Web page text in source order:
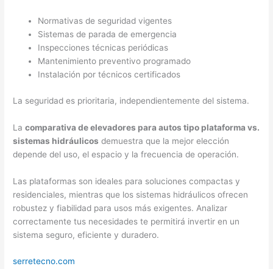
Normativas de seguridad vigentes
Sistemas de parada de emergencia
Inspecciones técnicas periódicas
Mantenimiento preventivo programado
Instalación por técnicos certificados
La seguridad es prioritaria, independientemente del sistema.
Lacomparativa de elevadores para autos tipo plataforma vs.
sistemas hidráulicos demuestra que la mejor elección
depende del uso, el espacio y la frecuencia de operación.
Las plataformas son ideales para soluciones compactas y
residenciales, mientras que los sistemas hidráulicos ofrecen
robustez y fiabilidad para usos más exigentes. Analizar
correctamente tus necesidades te permitirá invertir en un
sistema seguro, eficiente y duradero.
serretecno.com